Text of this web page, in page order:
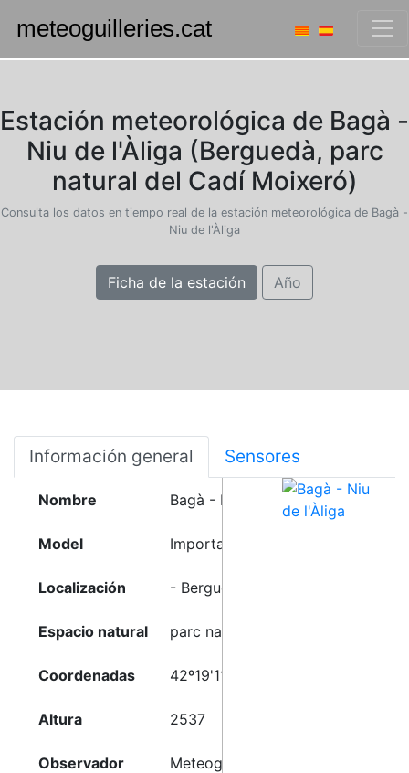
Estación meteorológica de Bagà -
Niu de l'Àliga (Berguedà, parc
natural del Cadí Moixeró)
Consulta los datos en tiempo real de la estación meteorológica de Bagà -
Niu de l'Àliga
Ficha de la estación Año
Información general Sensores
Nombre Bagà - Niu de l'Àliga
Model Importació tipus Meteoclimatic
Localización - Berguedà (Barcelona)
Espacio natural parc natural del Cadí Moixeró
Coordenadas 42º19'11"N-1º53'37"E
Altura 2537
Observador Meteoguilleries